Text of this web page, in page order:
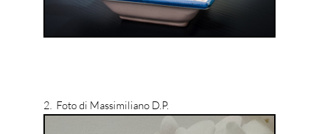
2. Foto di Massimiliano D.P.